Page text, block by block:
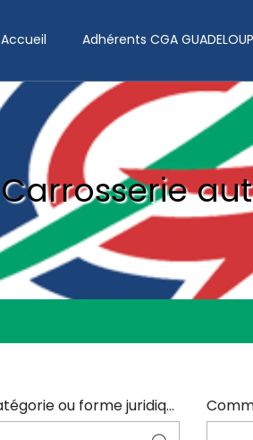
Accueil Adhérents CGA
Carrosserie
Entrer ici le nom de l'adhérents (code NAF, catégorie ou forme juridique)